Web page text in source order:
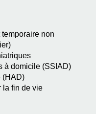
non
à domicile (SSIAD)
(HAD)
la fin de vie